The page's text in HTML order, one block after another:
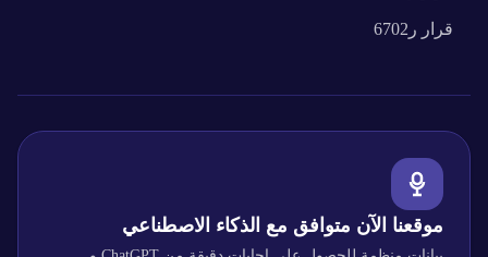
قرار ر6702
موقعنا الآن متوافق مع الذكاء الاصطناعي